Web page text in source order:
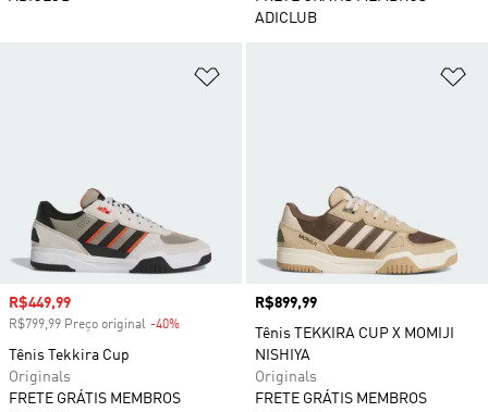
ADICLUB
Preço com desconto
R$449,99
R$799,99 Preço original -40%
Tênis Tekkira Cup
Originals
FRETE GRÁTIS MEMBROS
Preço
R$899,99
Tênis TEKKIRA CUP X MOMIJI
NISHIYA
Originals
FRETE GRÁTIS MEMBROS